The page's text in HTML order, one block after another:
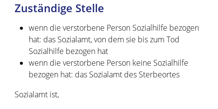
Zuständige Stelle
wenn die verstorbene Person Sozialhilfe bezogen
hat: das Sozialamt, von dem sie bis zum Tod
Sozialhilfe bezogen hat
wenn die verstorbene Person keine Sozialhilfe
bezogen hat: das Sozialamt des Sterbeortes
Sozialamt ist,